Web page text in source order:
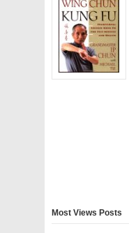
Most Views Posts